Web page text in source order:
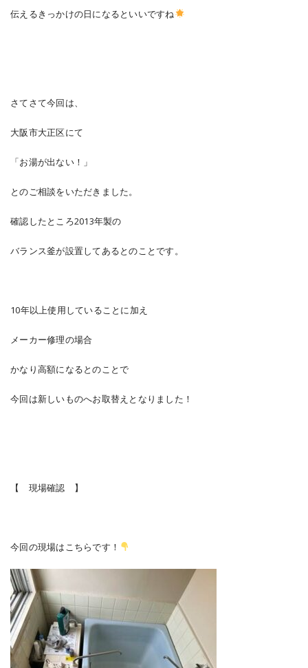
伝えるきっかけの日になるといいですね
さてさて今回は、
大阪市大正区にて
「お湯が出ない！」
とのご相談をいただきました。
確認したところ2013年製の
バランス釜が設置してあるとのことです。
10年以上使用していることに加え
メーカー修理の場合
かなり高額になるとのことで
今回は新しいものへお取替えとなりました！
【 現場確認 】
今回の現場はこちらです！